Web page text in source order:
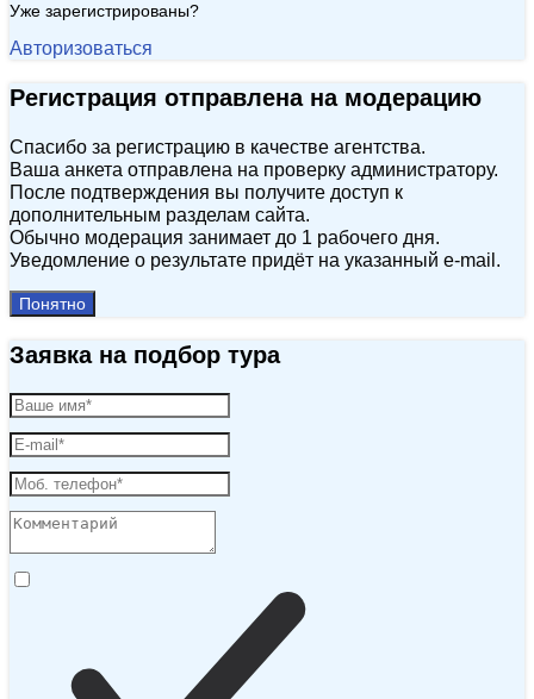
Уже зарегистрированы?
Авторизоваться
Регистрация отправлена на модерацию
Спасибо за регистрацию в качестве агентства.
Ваша анкета отправлена на проверку администратору.
После подтверждения вы получите доступ к
дополнительным разделам сайта.
Обычно модерация занимает до 1 рабочего дня.
Уведомление о результате придёт на указанный e‑mail.
Понятно
Заявка на подбор тура